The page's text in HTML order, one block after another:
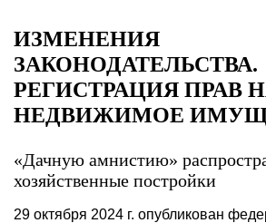
ИЗМЕНЕНИЯ
ЗАКОНОДАТЕЛЬСТВА.
РЕГИСТРАЦИЯ ПРАВ
НЕДВИЖИМОЕ
«Дачную амнистию»
хозяйственные постройки
29 октября 2024 г. опубликован